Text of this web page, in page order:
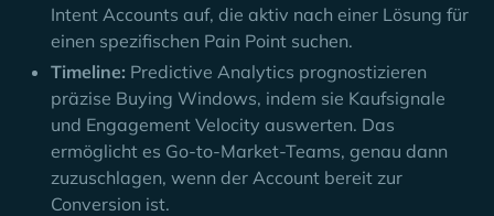
Intent Accounts auf, die aktiv nach einer Lösung für
einen spezifischen Pain Point suchen.
Timeline: Predictive Analytics prognostizieren
präzise Buying Windows, indem sie Kaufsignale
und Engagement Velocity auswerten. Das
ermöglicht es Go-to-Market-Teams, genau dann
zuzuschlagen, wenn der Account bereit zur
Conversion ist.